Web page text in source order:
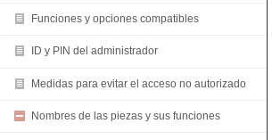
Funciones y opciones compatibles
ID y PIN del administrador
Medidas para evitar el acceso no autorizado
Nombres de las piezas y sus funciones